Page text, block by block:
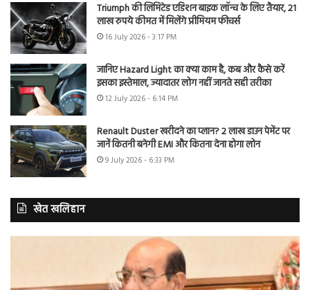
Triumph की लिमिटेड एडिशन बाइक लॉन्च के लिए तैयार, 21
लाख रुपये कीमत में मिलेंगे प्रीमियम फीचर्स
16 July 2026 - 3:17 PM
जानिए Hazard Light का क्या काम है, कब और कैसे करें
इसका इस्तेमाल, ज्यादातर लोग नहीं जानते सही तरीका
12 July 2026 - 6:14 PM
Renault Duster खरीदने का प्लान? 2 लाख डाउन पेमेंट पर
जानें कितनी बनेगी EMI और कितना देना होगा लोन
9 July 2026 - 6:33 PM
खेत खलिहान